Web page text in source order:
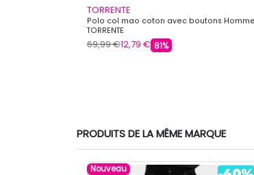
TORRENTE
Polo col mao coton avec boutons Homme
TORRENTE
69,99 €12,79 € 81%
PRODUITS DE LA MÊME MARQUE
Nouveau